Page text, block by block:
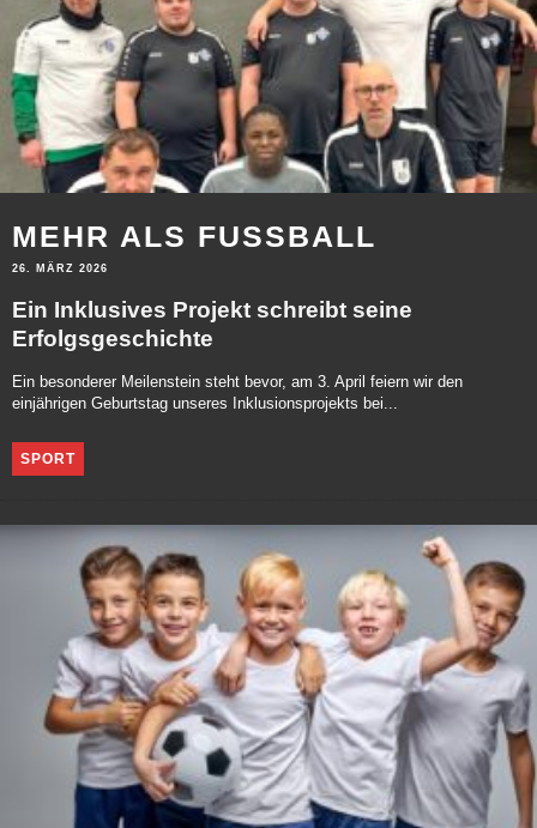
MEHR ALS FUSSBALL
26. MÄRZ 2026
Ein Inklusives Projekt schreibt seine
Erfolgsgeschichte
Ein besonderer Meilenstein steht bevor, am 3. April feiern wir den
einjährigen Geburtstag unseres Inklusionsprojekts bei...
SPORT